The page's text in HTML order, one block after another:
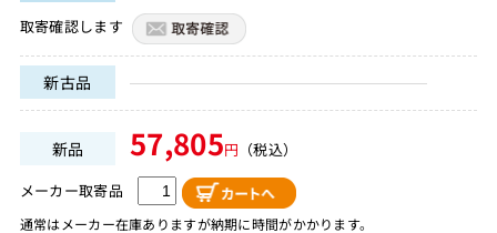
取寄確認します
新古品
新品 57,805円 （税込）
メーカー取寄品
通常はメーカー在庫ありますが納期に時間がかかります。